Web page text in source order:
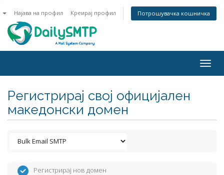
Најава на профил Креирај профил Потрошувачка кошничка
Регистрирај свој официјален
македонски домен
Регистрирај нов домен